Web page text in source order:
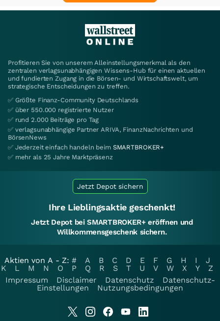
Profitieren Sie von unserem Alleinstellungsmerkmal als den
zentralen verlagsunabhängigen Wissens-Hub für einen aktuellen
und fundierten Zugang in die Börsen- und Wirtschaftswelt, um
strategische Entscheidungen zu treffen.
✅ Größte Finanz-Community Deutschlands
✅ über 550.000 registrierte Nutzer
✅ rund 2.000 Beiträge pro Tag
✅ verlagsunabhängige Partner ARIVA, FinanzNachrichten und
BörsenNews
✅ Jederzeit einfach handeln beim SMARTBROKER+
✅ mehr als 25 Jahre Marktpräsenz
Jetzt Depot sichern
Ihre Lieblingsaktie geschenkt!
Jetzt Depot bei SMARTBROKER+ eröffnen und
Willkommensgeschenk sichern.
Aktien von A - Z: # A B C D E F G H I
J
K
L M N O P Q R S T U V W X Y
Z
Impressum
Disclaimer Datenschutz
Datenschutz-
Einstellungen
Nutzungsbedingungen